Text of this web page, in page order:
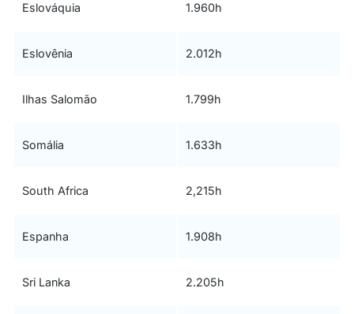
Eslováquia 1.960h
Eslovênia 2.012h
Ilhas Salomão 1.799h
Somália 1.633h
South Africa 2,215h
Espanha 1.908h
Sri Lanka 2.205h